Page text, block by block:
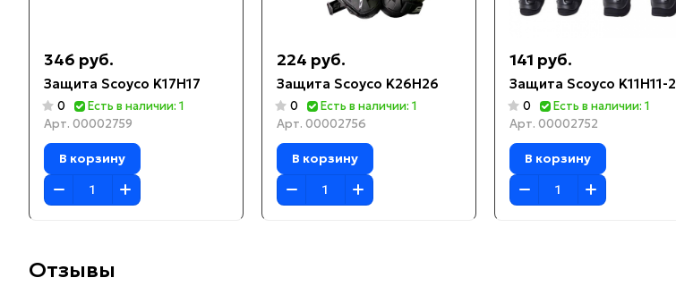
346 руб.
Защита Scoyco K17H17
0
Есть в наличии: 1
Арт. 00002759
В корзину
224 руб.
Защита Scoyco K26H26
0
Есть в наличии: 1
Арт. 00002756
В корзину
141 руб.
Защита Scoyco K11H11-2
0
Есть в наличии: 1
Арт. 00002752
В корзину
Отзывы